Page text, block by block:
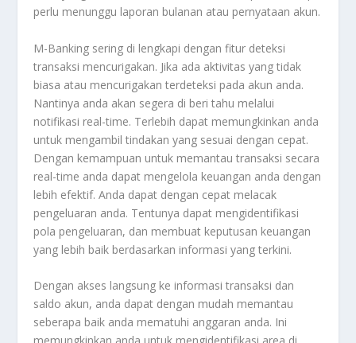
perlu menunggu laporan bulanan atau pernyataan akun.
M-Banking sering di lengkapi dengan fitur deteksi
transaksi mencurigakan. Jika ada aktivitas yang tidak
biasa atau mencurigakan terdeteksi pada akun anda.
Nantinya anda akan segera di beri tahu melalui
notifikasi real-time. Terlebih dapat memungkinkan anda
untuk mengambil tindakan yang sesuai dengan cepat.
Dengan kemampuan untuk memantau transaksi secara
real-time anda dapat mengelola keuangan anda dengan
lebih efektif. Anda dapat dengan cepat melacak
pengeluaran anda. Tentunya dapat mengidentifikasi
pola pengeluaran, dan membuat keputusan keuangan
yang lebih baik berdasarkan informasi yang terkini.
Dengan akses langsung ke informasi transaksi dan
saldo akun, anda dapat dengan mudah memantau
seberapa baik anda mematuhi anggaran anda. Ini